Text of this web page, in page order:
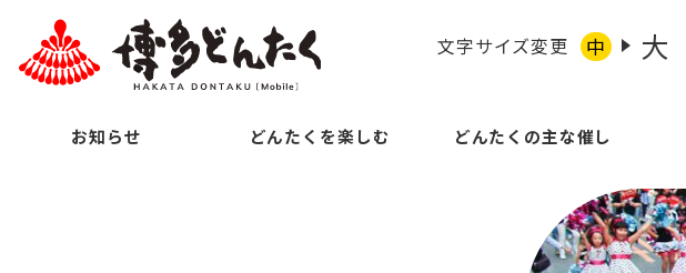
文字サイズ変更 中 大
お知らせ どんたくを楽しむ どんたくの主な催し